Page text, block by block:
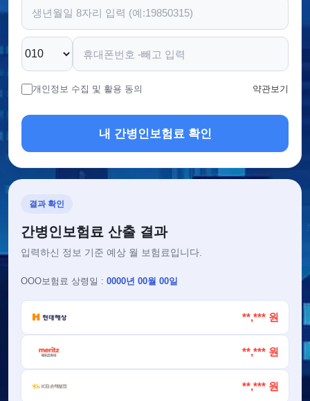
개인정보 수집 및 활용 동의 약관보기
내 간병인보험료 확인
결과 확인
간병인보험료 산출 결과
입력하신 정보 기준 예상 월 보험료입니다.
OOO보험료 상령일 : 0000년 00월 00일
**,*** 원
**,*** 원
**,*** 원